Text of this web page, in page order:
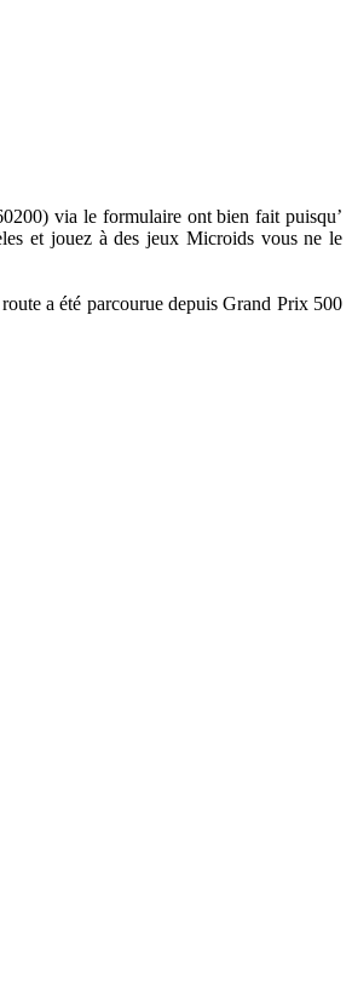
via le formulaire ont bien fait puisqu’
et jouez à des jeux Microids vous ne le
a été parcourue depuis Grand Prix 500